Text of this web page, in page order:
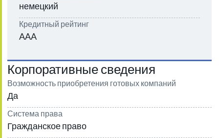
немецкий
Кредитный рейтинг
AAA
Корпоративные сведения
Возможность приобретения готовых компаний
Да
Система права
Гражданское право